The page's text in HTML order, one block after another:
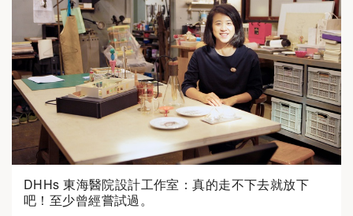
DHHs 東海醫院設計工作室：真的走不下去就放下
吧！至少曾經嘗試過。